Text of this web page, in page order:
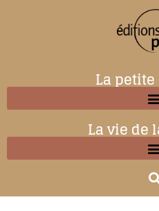
La
La vie de